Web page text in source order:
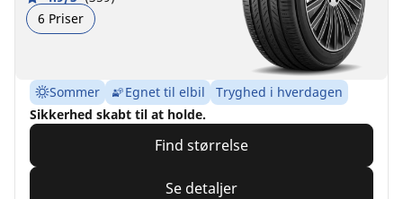
6 Priser
Sommer Egnet til elbil
Tryghed i hverdagen
Sikkerhed skabt til at holde.
Find størrelse
Se detaljer